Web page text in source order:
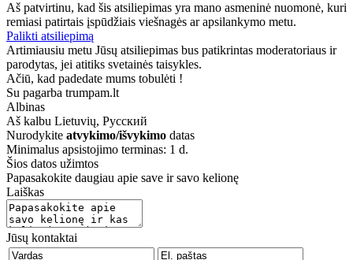
Aš patvirtinu, kad šis atsiliepimas yra mano asmeninė nuomonė, kuri
remiasi patirtais įspūdžiais viešnagės ar apsilankymo metu.
Palikti atsiliepimą
Artimiausiu metu Jūsų atsiliepimas bus patikrintas moderatoriaus ir
parodytas, jei atitiks svetainės taisykles.
Ačiū, kad padedate mums tobulėti !
Su pagarba trumpam.lt
Albinas
Aš kalbu Lietuvių, Русский
Nurodykite atvykimo/išvykimo datas
Minimalus apsistojimo terminas: 1 d.
Šios datos užimtos
Papasakokite daugiau apie save ir savo kelionę
Laiškas
Jūsų kontaktai